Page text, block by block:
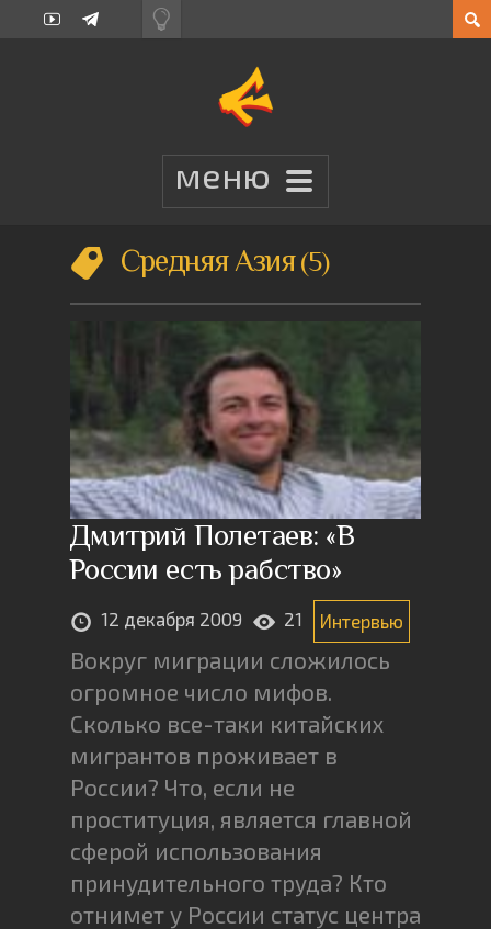
Средняя Азия 5
Дмитрий Полетаев: «В
России есть рабство»
12 декабря 2009 21 Интервью
Вокруг миграции сложилось
огромное число мифов.
Сколько все-таки китайских
мигрантов проживает в
России? Что, если не
проституция, является главной
сферой использования
принудительного труда? Кто
отнимет у России статус центра